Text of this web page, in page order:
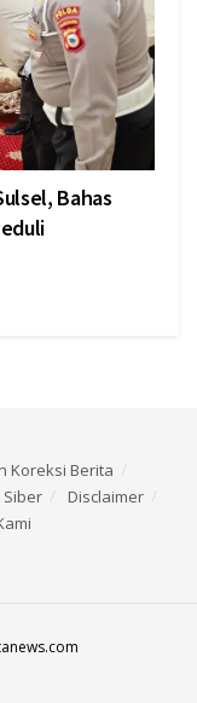
Bahas
Koreksi Berita
Disclaimer